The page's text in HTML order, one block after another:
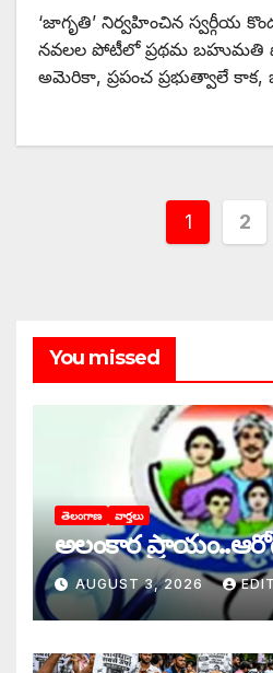
‘జాగృతి’ నిర్వహించిన స్వర్గీయ
నవలల పోటీలో ప్రథమ బహుమతి
అమెరికా, ప్రపంచ ప్రభుత్వాలే కాక,
Posts
1 2
You missed
తెలంగాణ వార్తలు
అలంకార
AUGUST 3, 2026